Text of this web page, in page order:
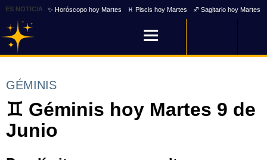
ES NOTICIA ✨ Horóscopo hoy Martes ♓ Piscis hoy Martes ♐ Sagitario hoy Martes
GÉMINIS
♊ Géminis hoy Martes 9 de
Junio